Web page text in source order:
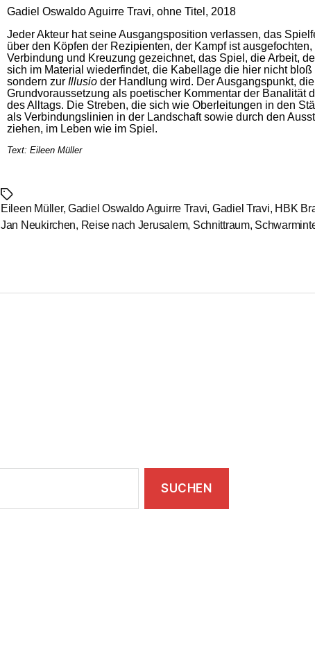
Gadiel Oswaldo Aguirre Travi, ohne Titel, 2018
Jeder Akteur hat seine Ausgangsposition verlassen, das
über den Köpfen der Rezipienten, der Kampf ist ausgefochten,
Verbindung und Kreuzung gezeichnet, das Spiel, die Arbeit,
sich im Material wiederfindet, die Kabellage die hier nicht bloß
sondern zur Illusio der Handlung wird. Der Ausgangspunkt, die
Grundvoraussetzung als poetischer Kommentar der Banalität
des Alltags. Die Streben, die sich wie Oberleitungen in den
als Verbindungslinien in der Landschaft sowie durch den
ziehen, im Leben wie im Spiel.
Text: Eileen Müller
Schlagwörter
Eileen Müller, Gadiel Oswaldo Aguirre Travi, Gadiel Travi, HBK
Jan Neukirchen, Reise nach Jerusalem, Schnittraum,